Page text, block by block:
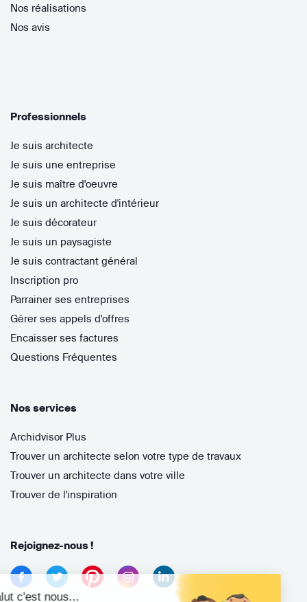
Salut c'est nous...
Nos réalisations
Nos avis
Professionnels
Je suis architecte
Je suis une entreprise
Je suis maître d'oeuvre
Je suis un architecte d'intérieur
Je suis décorateur
Je suis un paysagiste
Je suis contractant général
Inscription pro
Parrainer ses entreprises
Gérer ses appels d'offres
Encaisser ses factures
Questions Fréquentes
Nos services
Archidvisor Plus
Trouver un architecte selon votre type de travaux
Trouver un architecte dans votre ville
Trouver de l'inspiration
Rejoignez-nous !